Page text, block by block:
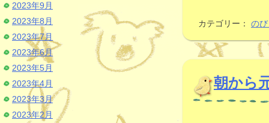
カテゴリー： の
朝から
2023年9月
2023年8月
2023年7月
2023年6月
2023年5月
2023年4月
2023年3月
2023年2月